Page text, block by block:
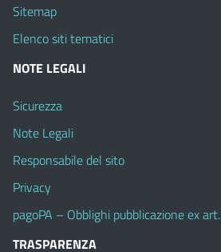
Sitemap
Elenco siti tematici
NOTE LEGALI
Sicurezza
Note Legali
Responsabile del sito
Privacy
pagoPA – Obblighi pubblicazione ex
TRASPARENZA